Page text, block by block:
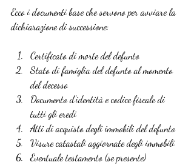
Ecco i documenti base che servono per avviare la
dichiarazione di successione:
Certificato di morte del defunto
Stato di famiglia del defunto al momento
del decesso
Documento d’identità e codice fiscale di
tutti gli eredi
Atti di acquisto degli immobili del defunto
Visure catastali aggiornate degli immobili
Eventuale testamento (se presente)